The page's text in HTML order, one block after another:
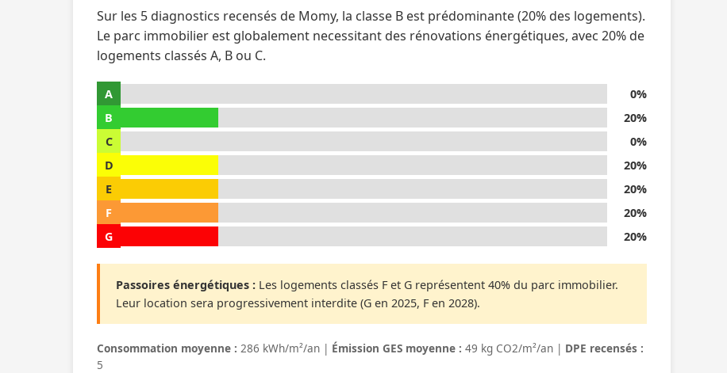
Sur les 5 diagnostics recensés de Momy, la classe B est prédominante (20% des logements).
Le parc immobilier est globalement necessitant des rénovations énergétiques, avec 20% de
logements classés A, B ou C.
A
0%
B
20%
C
0%
D
20%
E
20%
F
20%
G
20%
Passoires énergétiques : Les logements classés F et G représentent 40% du parc immobilier.
Leur location sera progressivement interdite (G en 2025, F en 2028).
Consommation moyenne : 286 kWh/m²/an | Émission GES moyenne : 49 kg CO2/m²/an | DPE recensés :
5